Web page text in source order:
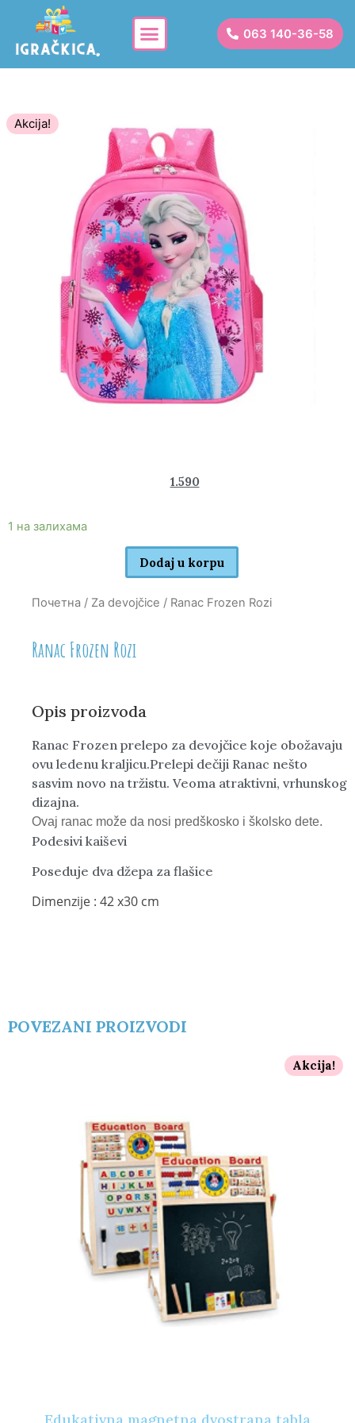
063 140-36-58
Akcija!
1.590
1 на залихама
Dodaj u korpu
Почетна / Za devojčice / Ranac Frozen Rozi
Ranac Frozen Rozi
Opis proizvoda
Ranac Frozen prelepo za devojčice koje obožavaju
ovu ledenu kraljicu.Prelepi dečiji Ranac nešto
sasvim novo na tržistu. Veoma atraktivni, vrhunskog
dizajna.
Ovaj ranac može da nosi predškosko i školsko dete.
Podesivi kaiševi
Poseduje dva džepa za flašice
Dimenzije : 42 x30 cm
POVEZANI PROIZVODI
Akcija!